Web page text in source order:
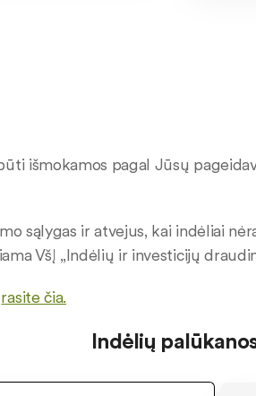
išmokamos pagal Jūsų
sąlygas ir atvejus, kai indėliai
VšĮ „Indėlių ir investicijų
rasite čia.
Indėlių